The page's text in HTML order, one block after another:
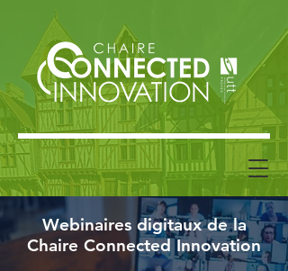
Webinaires digitaux de la
Chaire Connected Innovation